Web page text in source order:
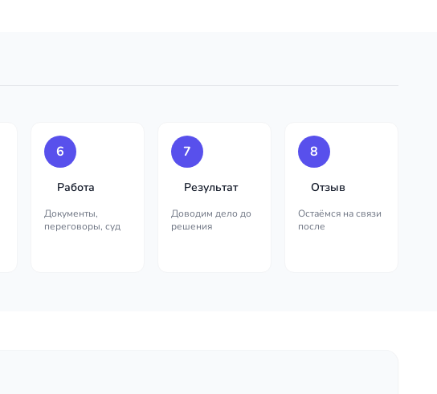
6
Работа
Документы,
переговоры, суд
7
Результат
Доводим дело до
решения
8
Отзыв
Остаёмся на связи
после